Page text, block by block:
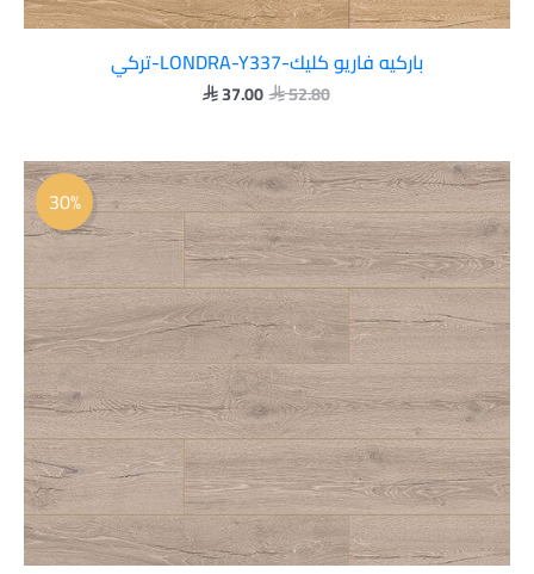
باركيه فاريو كليك-LONDRA-Y337-تركي
52.80
37.00
30%
السعر
الأصلي
هو:
 52.80.
السعر
الحالي
هو:
 37.00.